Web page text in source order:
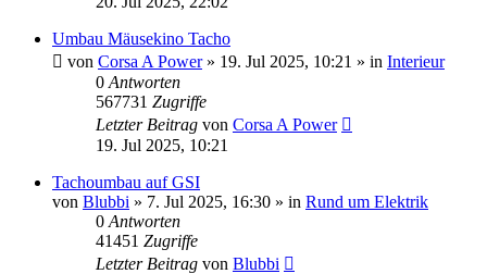
Umbau Mäusekino Tacho
von Corsa A Power» 19. Jul 2025, 10:21 » in Interieur
0 Antworten
567731 Zugriffe
Letzter Beitrag von Corsa A Power
19. Jul 2025, 10:21
Tachoumbau auf GSI
von Blubbi » 7. Jul 2025, 16:30 » in Rund um Elektrik
0 Antworten
41451 Zugriffe
Letzter Beitrag von Blubbi